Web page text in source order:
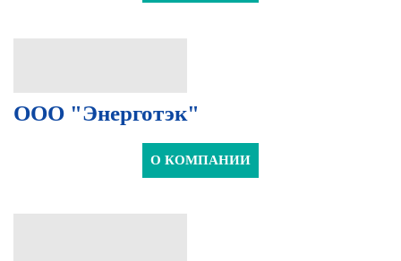
ООО "Энерготэк"
О КОМПАНИИ